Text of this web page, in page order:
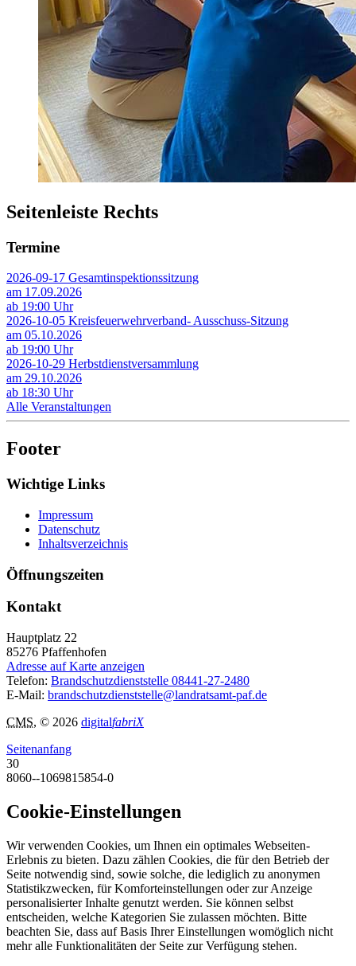
Seitenleiste Rechts
Termine
2026-09-17 Gesamtinspektionssitzung
am 17.09.2026
ab 19:00 Uhr
2026-10-05 Kreisfeuerwehrverband- Ausschuss-Sitzung
am 05.10.2026
ab 19:00 Uhr
2026-10-29 Herbstdienstversammlung
am 29.10.2026
ab 18:30 Uhr
Alle Veranstaltungen
Footer
Wichtige Links
Impressum
Datenschutz
Inhaltsverzeichnis
Öffnungszeiten
Kontakt
Hauptplatz 22
85276 Pfaffenhofen
Adresse auf Karte anzeigen
Telefon: Brandschutzdienststelle 08441-27-2480
E-Mail: brandschutzdienststelle@landratsamt-paf.de
CMS, © 2026 digitalfabriX
Seitenanfang
30
8060--1069815854-0
Cookie-Einstellungen
Wir verwenden Cookies, um Ihnen ein optimales Webseiten-
Erlebnis zu bieten. Dazu zählen Cookies, die für den Betrieb der
Seite notwendig sind, sowie solche, die lediglich zu anonymen
Statistikzwecken, für Komforteinstellungen oder zur Anzeige
personalisierter Inhalte genutzt werden. Sie können selbst
entscheiden, welche Kategorien Sie zulassen möchten. Bitte
beachten Sie, dass auf Basis Ihrer Einstellungen womöglich nicht
mehr alle Funktionalitäten der Seite zur Verfügung stehen.